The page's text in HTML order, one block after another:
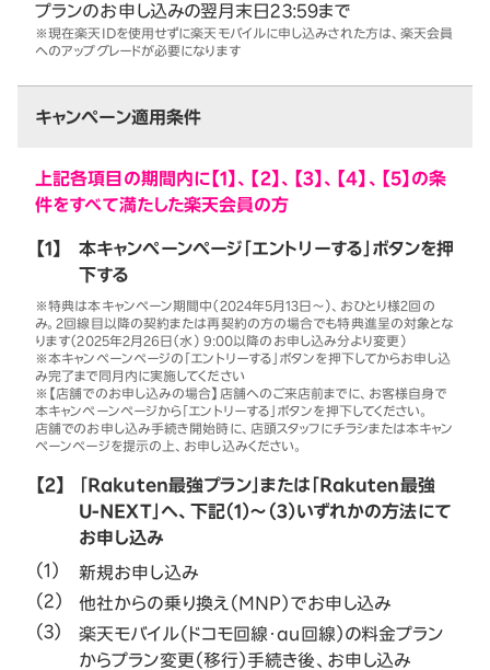
プランのお申し込みの翌月末日23:59まで
※現在楽天IDを使用せずに楽天モバイルに申し込みされた方は、楽天会員
へのアップグレードが必要になります
キャンペーン適用条件
上記各項目の期間内に【1】、【2】、【3】、【4】、【5】の条
件をすべて満たした楽天会員の方
【1】
本キャンペーンページ「エントリーする」ボタンを押
下する
※特典は本キャンペーン期間中（2024年5月13日～）、おひとり様2回の
み。2回線目以降の契約または再契約の方の場合でも特典進呈の対象とな
ります（2025年2月26日（水） 9:00以降のお申し込み分より変更）
※本キャンペーンページの「エントリーする」ボタンを押下してからお申し込
み完了まで同月内に実施してください
※【店舗でのお申し込みの場合】店舗へのご来店前までに、お客様自身で
本キャンペーンページから「エントリーする」ボタンを押下してください。
店舗でのお申し込み手続き開始時に、店頭スタッフにチラシまたは本キャン
ペーンページを提示の上、お申し込みください。
【2】
「Rakuten最強プラン」または「Rakuten最強
U-NEXT」へ、下記（1）～（3）いずれかの方法にて
お申し込み
新規お申し込み
他社からの乗り換え（MNP）でお申し込み
楽天モバイル（ドコモ回線・au回線）の料金プラン
からプラン変更（移行）手続き後、お申し込み